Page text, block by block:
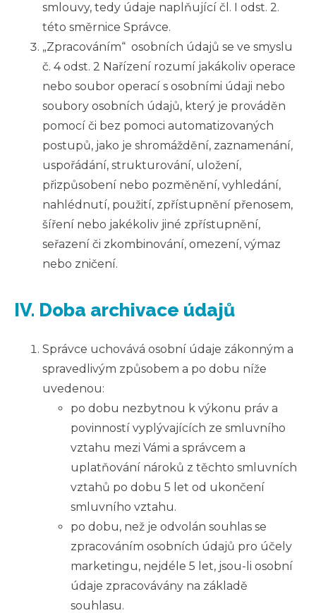
smlouvy, tedy údaje naplňující čl. I odst. 2.
této směrnice Správce.
„Zpracováním“ osobních údajů se ve smyslu
č. 4 odst. 2 Nařízení rozumí jakákoliv operace
nebo soubor operací s osobními údaji nebo
soubory osobních údajů, který je prováděn
pomocí či bez pomoci automatizovaných
postupů, jako je shromáždění, zaznamenání,
uspořádání, strukturování, uložení,
přizpůsobení nebo pozměnění, vyhledání,
nahlédnutí, použití, zpřístupnění přenosem,
šíření nebo jakékoliv jiné zpřístupnění,
seřazení či zkombinování, omezení, výmaz
nebo zničení.
IV. Doba archivace údajů
Správce uchovává osobní údaje zákonným a
spravedlivým způsobem a po dobu níže
uvedenou:
po dobu nezbytnou k výkonu práv a
povinností vyplývajících ze smluvního
vztahu mezi Vámi a správcem a
uplatňování nároků z těchto smluvních
vztahů po dobu 5 let od ukončení
smluvního vztahu.
po dobu, než je odvolán souhlas se
zpracováním osobních údajů pro účely
marketingu, nejdéle 5 let, jsou-li osobní
údaje zpracovávány na základě
souhlasu.